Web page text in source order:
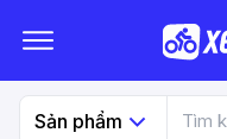
Sản phẩm